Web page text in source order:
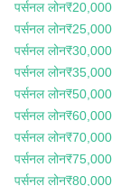
पर्सनल लोन₹20,000
पर्सनल लोन₹25,000
पर्सनल लोन₹30,000
पर्सनल लोन₹35,000
पर्सनल लोन₹50,000
पर्सनल लोन₹60,000
पर्सनल लोन₹70,000
पर्सनल लोन₹75,000
पर्सनल लोन₹80,000